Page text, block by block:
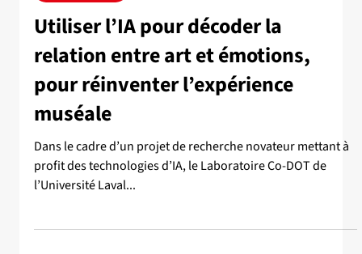
Utiliser l’IA pour décoder la
relation entre art et émotions,
pour réinventer l’expérience
muséale
Dans le cadre d’un projet de recherche novateur mettant à
profit des technologies d’IA, le Laboratoire Co-DOT de
l’Université Laval...